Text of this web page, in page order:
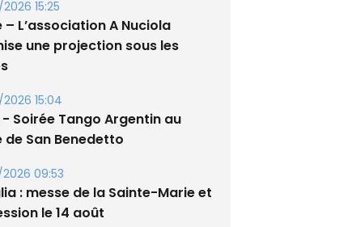
15:25
L’association A Nuciola
une projection sous les
15:04
Soirée Tango Argentin au
de San Benedetto
09:53
: messe de la Sainte-Marie et
le 14 août